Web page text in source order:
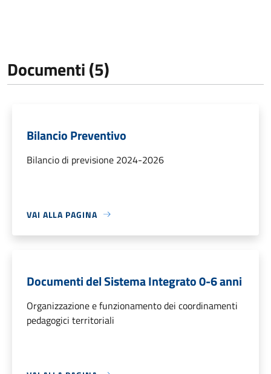
Documenti (5)
Bilancio Preventivo
Bilancio di previsione 2024-2026
VAI ALLA PAGINA
Documenti del Sistema Integrato 0-6 anni
Organizzazione e funzionamento dei coordinamenti
pedagogici territoriali